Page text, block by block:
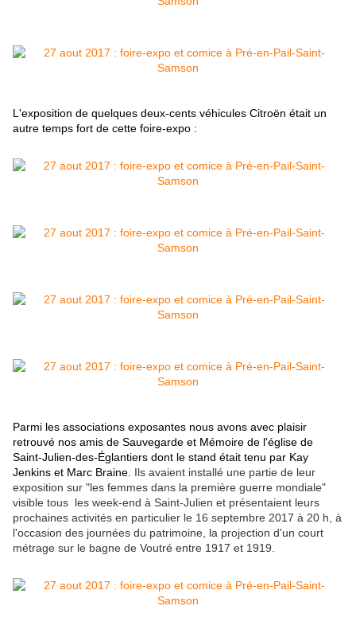
L'exposition de quelques deux-cents véhicules Citroën était un
autre temps fort de cette foire-expo :
Parmi les associations exposantes nous avons avec plaisir
retrouvé nos amis de Sauvegarde et Mémoire de l'église de
Saint-Julien-des-Églantiers dont le stand était tenu par Kay
Jenkins et Marc Braine. Ils avaient installé une partie de leur
exposition sur "les femmes dans la première guerre mondiale"
visible tous les week-end à Saint-Julien et présentaient leurs
prochaines activités en particulier le 16 septembre 2017 à 20 h, à
l'occasion des journées du patrimoine, la projection d'un court
métrage sur le bagne de Voutré entre 1917 et 1919.